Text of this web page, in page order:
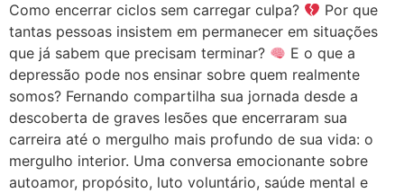
Como encerrar ciclos sem carregar culpa?
Por que
tantas pessoas insistem em permanecer em situações
que já sabem que precisam terminar?
E o que a
depressão pode nos ensinar sobre quem realmente
somos? Fernando compartilha sua jornada desde a
descoberta de graves lesões que encerraram sua
carreira até o mergulho mais profundo de sua vida: o
mergulho interior. Uma conversa emocionante sobre
autoamor, propósito, luto voluntário, saúde mental e